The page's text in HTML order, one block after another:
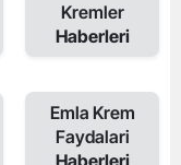
Kremler
Haberleri
Emla Krem
Faydalari
Haberleri